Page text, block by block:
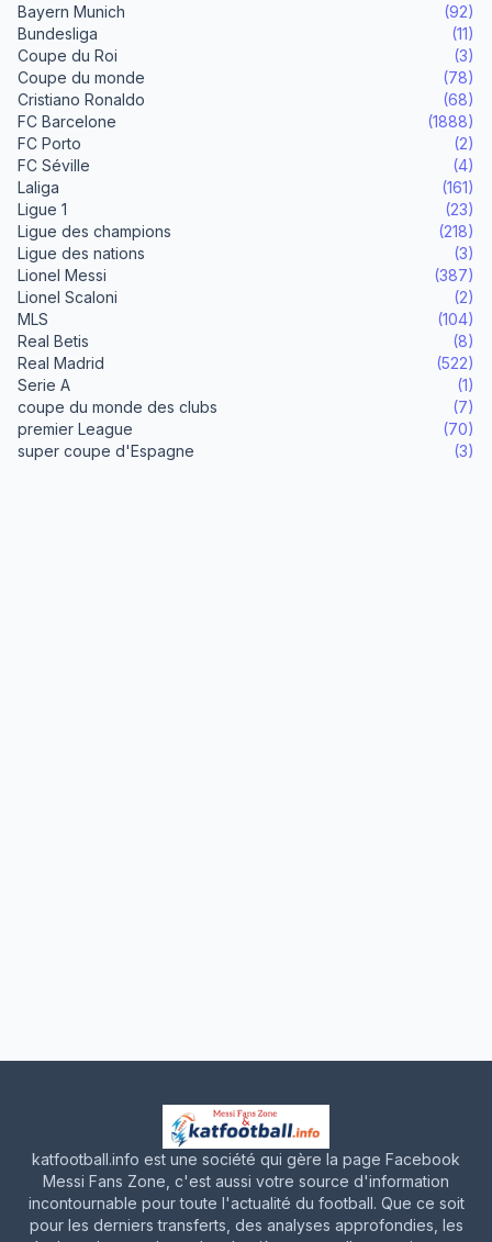
Bayern Munich
(92)
Bundesliga
(11)
Coupe du Roi
(3)
Coupe du monde
(78)
Cristiano Ronaldo
(68)
FC Barcelone
(1888)
FC Porto
(2)
FC Séville
(4)
Laliga
(161)
Ligue 1
(23)
Ligue des champions
(218)
Ligue des nations
(3)
Lionel Messi
(387)
Lionel Scaloni
(2)
MLS
(104)
Real Betis
(8)
Real Madrid
(522)
Serie A
(1)
coupe du monde des clubs
(7)
premier League
(70)
super coupe d'Espagne
(3)
katfootball.info est une société qui gère la page Facebook
Messi Fans Zone, c'est aussi votre source d'information
incontournable pour toute l'actualité du football. Que ce soit
pour les derniers transferts, des analyses approfondies, les